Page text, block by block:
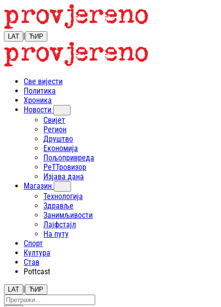
LAT | ЋИР
Све вијести
Политика
Хроника
Новости
Свијет
Регион
Друштво
Економија
Пољопривреда
РеТТровизор
Изјава дана
Магазин
Технологија
Здравље
Занимљивости
Лајфстajл
На путу
Спорт
Култура
Став
Pottcast
LAT | ЋИР